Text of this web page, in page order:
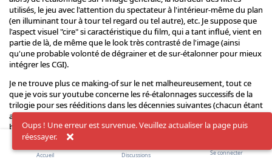
utilisés, le jeu avec l'attention du spectateur à l'intérieur-même du plan
(en illuminant tour à tour tel regard ou tel autre), etc. Je suppose que
l'aspect visuel "cire" si caractéristique du film, qui a tant influé, vient en
partie de là, de même que le look très contrasté de l'image (ainsi
qu'une probable volonté de dégrainer et de sur-étalonner pour mieux
intégrer les CGI).
Je ne trouve plus ce making-of sur le net malheureusement, tout ce
que je vois sur youtube concerne les ré-étalonnages successifs de la
trilogie pour ses rééditions dans les décennies suivantes (chacun étant
assez caractéristique des évolutions des modes : gros filtres bleus
bourrins pour crier qu'on est adulte dans les années 2000, couleurs
plus saturées avec noirs et contraste qui pètent pour la décennie
OLED...)
Oups ! Une erreur est survenue. Veuillez actualiser la page puis
réessayer.
Accueil Discussions Se connecter